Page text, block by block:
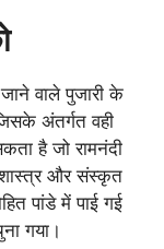
वाले पुजारी के
अंतर्गत वही
है जो रामनंदी
शास्त्र और संस्कृत
पांडे में पाई गई
गया।